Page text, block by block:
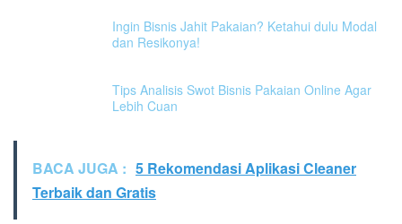
Ingin Bisnis Jahit Pakaian? Ketahui dulu Modal
dan Resikonya!
Tips Analisis Swot Bisnis Pakaian Online Agar
Lebih Cuan
BACA JUGA : 5 Rekomendasi Aplikasi Cleaner
Terbaik dan Gratis